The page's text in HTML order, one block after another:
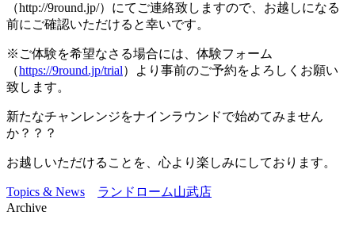
（http://9round.jp/）にてご連絡致しますので、お越しになる
前にご確認いただけると幸いです。
※ご体験を希望なさる場合には、体験フォーム
（https://9round.jp/trial）より事前のご予約をよろしくお願い
致します。
新たなチャンレンジをナインラウンドで始めてみません
か？？？
お越しいただけることを、心より楽しみにしております。
Topics & News
ランドローム山武店
Archive